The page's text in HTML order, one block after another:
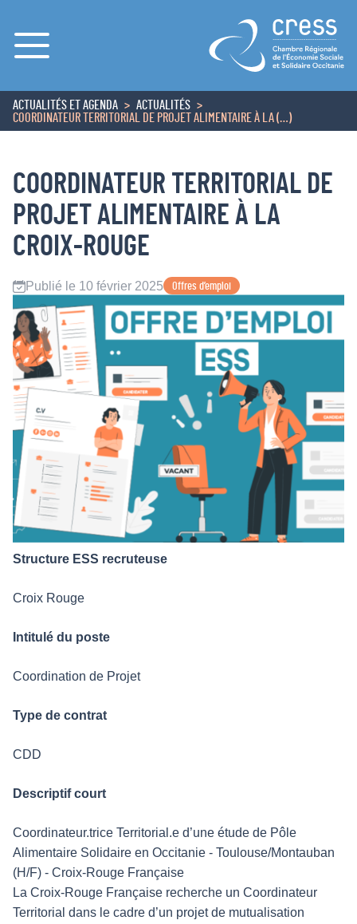
Menu
ACCUEIL
ACTUALITÉS ET AGENDA
ACTUALITÉS
COORDINATEUR TERRITORIAL DE PROJET ALIMENTAIRE À LA (…)
COORDINATEUR TERRITORIAL DE
PROJET ALIMENTAIRE À LA
CROIX-ROUGE
Publié le 10 février 2025 Offres d’emploi
Structure ESS recruteuse
Croix Rouge
Intitulé du poste
Coordination de Projet
Type de contrat
CDD
Descriptif court
Coordinateur.trice Territorial.e d’une étude de Pôle
Alimentaire Solidaire en Occitanie - Toulouse/Montauban
(H/F) - Croix-Rouge Française
La Croix-Rouge Française recherche un Coordinateur
Territorial dans le cadre d’un projet de mutualisation